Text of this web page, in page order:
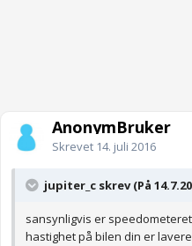
AnonymBruker
Skrevet 14. juli 2016
jupiter_c skrev (På
sansynligvis er
hastighet på bilen din er